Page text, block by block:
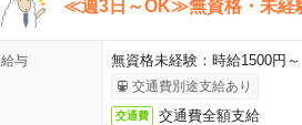
≪週3日～OK≫無資格・未経
給与 無資格未経験：時給1500
交通費別途支給あり
交通費 交通費全額支給